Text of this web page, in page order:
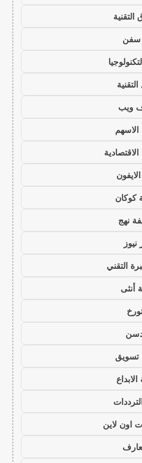
سفن
ويب
كوكان
نهج
نيوز
التقني
أنثى
تسويق
اون لاين